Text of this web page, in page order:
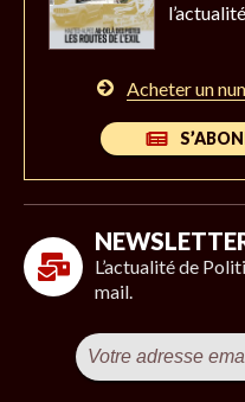
Acheter un
L’actualité de
mail.